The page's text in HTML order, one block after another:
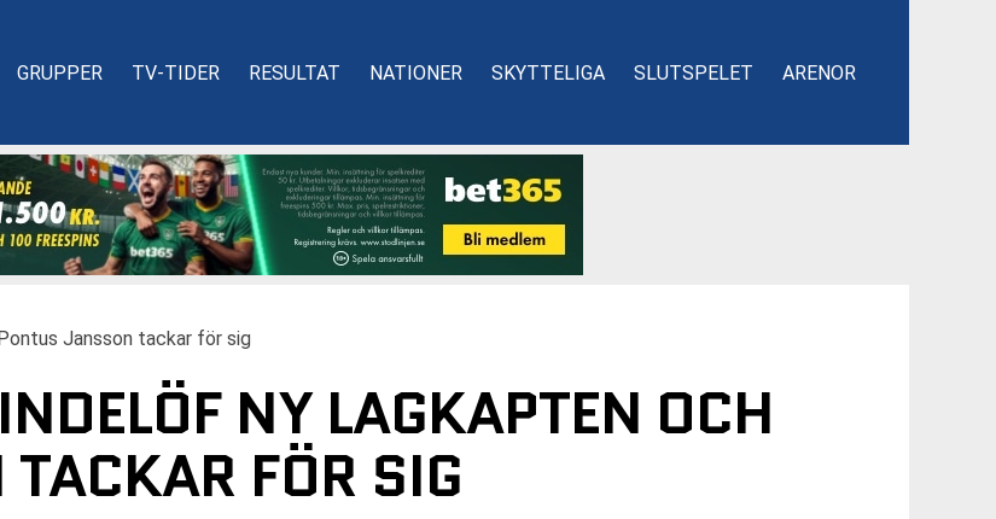
GRUPPER TV-TIDER RESULTAT NATIONER SKYTTELIGA SLUTSPELET ARENOR
Jansson tackar för sig
NY LAGKAPTEN OCH
FÖR SIG